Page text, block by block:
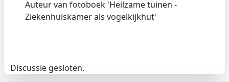
Auteur van fotoboek 'Heilzame tuinen -
Ziekenhuiskamer als vogelkijkhut'
Discussie gesloten.